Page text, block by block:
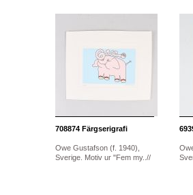
708874 Färgserigrafi
Owe Gustafson (f. 1940),
Sverige. Motiv ur "Fem my..//